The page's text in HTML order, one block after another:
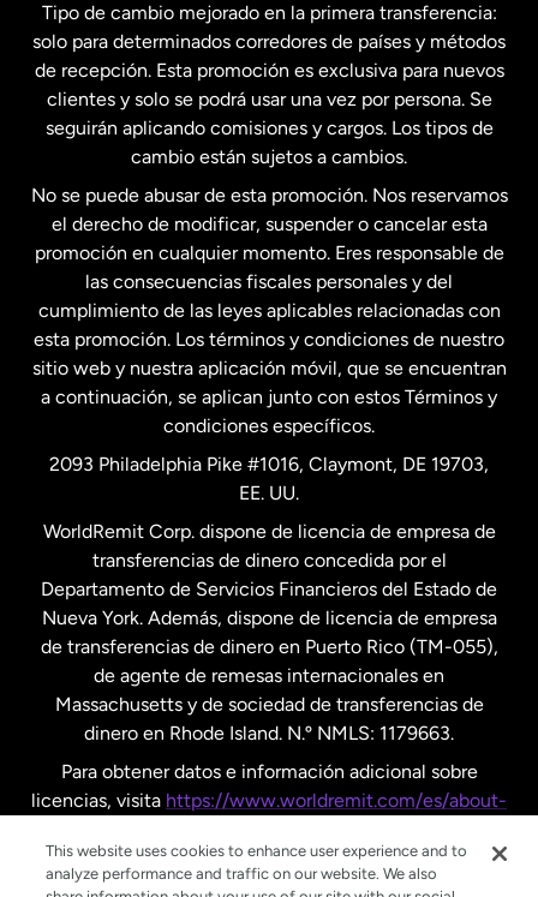
Estados Unidos English
Estados Unidos Español
Francia
Malasia
Nueva Zelanda
Países Bajos
Suecia
Tipo de cambio mejorado en la primera transferencia:
solo para determinados corredores de países y métodos
de recepción. Esta promoción es exclusiva para nuevos
clientes y solo se podrá usar una vez por persona. Se
seguirán aplicando comisiones y cargos. Los tipos de
cambio están sujetos a cambios.
No se puede abusar de esta promoción. Nos reservamos
el derecho de modificar, suspender o cancelar esta
promoción en cualquier momento. Eres responsable de
las consecuencias fiscales personales y del
cumplimiento de las leyes aplicables relacionadas con
esta promoción. Los términos y condiciones de nuestro
sitio web y nuestra aplicación móvil, que se encuentran
a continuación, se aplican junto con estos Términos y
condiciones específicos.
2093 Philadelphia Pike #1016, Claymont, DE 19703,
EE. UU.
WorldRemit Corp. dispone de licencia de empresa de
transferencias de dinero concedida por el
Departamento de Servicios Financieros del Estado de
Nueva York. Además, dispone de licencia de empresa
de transferencias de dinero en Puerto Rico (TM-055),
de agente de remesas internacionales en
Massachusetts y de sociedad de transferencias de
dinero en Rhode Island. N.º NMLS: 1179663.
Para obtener datos e información adicional sobre
licencias, visita https://www.worldremit.com/es/about-
This website uses cookies to enhance user experience and to
analyze performance and traffic on our website. We also